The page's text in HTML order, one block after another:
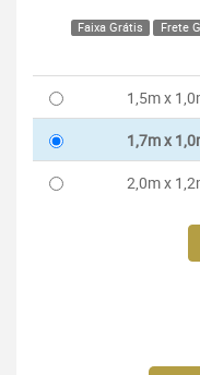
Faixa Grátis Frete
1,5m x
1,7m x
2,0m x